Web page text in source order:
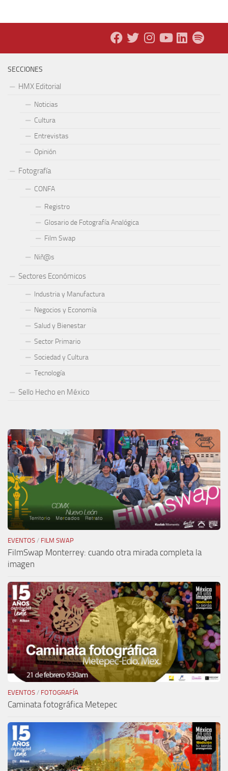
SECCIONES
HMX Editorial
Noticias
Cultura
Entrevistas
Opinión
Fotografía
CONFA
Registro
Glosario de Fotografía Analógica
Film Swap
Niñ@s
Sectores Económicos
Industria y Manufactura
Negocios y Economía
Salud y Bienestar
Sector Primario
Sociedad y Cultura
Tecnología
Sello Hecho en México
EVENTOS / FILM SWAP
FilmSwap Monterrey: cuando otra mirada completa la
imagen
EVENTOS / FOTOGRAFÍA
Caminata fotográfica Metepec